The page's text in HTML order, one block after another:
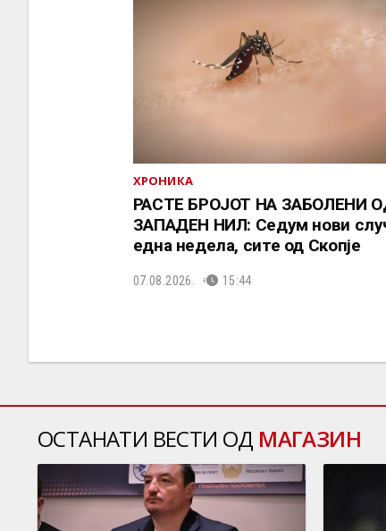
ХРОНИКА
РАСТЕ БРОЈОТ НА ЗАБОЛЕНИ
ЗАПАДЕН НИЛ: Седум нови
една недела, сите од Скопје
07.08.2026. 15:44
ОСТАНАТИ ВЕСТИ ОД МАГАЗИН